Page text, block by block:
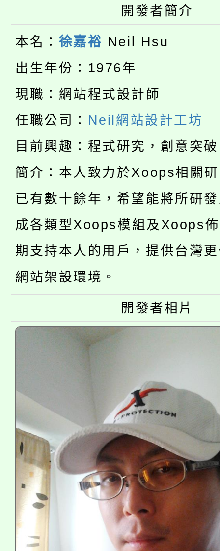
《TA101》溝通分析基
程，歡迎學生輔導中心
心理、諮商輔導、社會
系所師生報名參加。
轉知苗栗縣政府辦理
縣市「校園短影音徵選
門員」簡章及活動海報
踴躍報名參加。
桃園市115學年度學生
要點
「桃園市補助參觀特色
展演活動實施計畫」
115年度「教育部表揚
義教育推展貢獻獎」
代理(課)教師甄選結果(
桃園市115學年度學生
生本土語及新住民語歌
公告本校115學年度第
代理(課)教師甄選結果(
公告本校115學年度第
代理(課)教師甄選結果(
轉知中國文化大學推廣
《TA101》溝通分析基
程，歡迎學生輔導中心
心理、諮商輔導、社會
系所師生報名參加。
轉知苗栗縣政府辦理
縣市「校園短影音徵選
門員」簡章及活動海報
踴躍報名參加。
桃園市115學年度學生
「桃園市補助參觀特色
展演活動實施計畫」
115年度「教育部表揚
義教育推展貢獻獎」
開發者簡介
本名： 徐嘉裕 Neil Hsu
出生年份：1976年
現職：網站程式設計師
任職公司： Neil網站設計工坊
目前興趣：程式研究，創意突
簡介：本人致力於Xoops相關
已有數十餘年，希望能將所研
成各類型Xoops模組及Xoops
期支持本人的用戶，提供台灣
網站架設環境。
開發者相片